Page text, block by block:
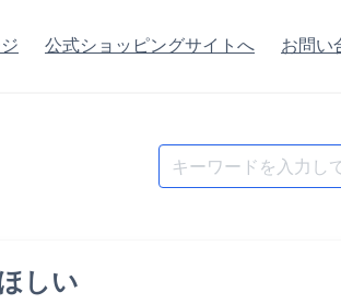
公式ショッピングサイトへ お問い
Search
for:
しい